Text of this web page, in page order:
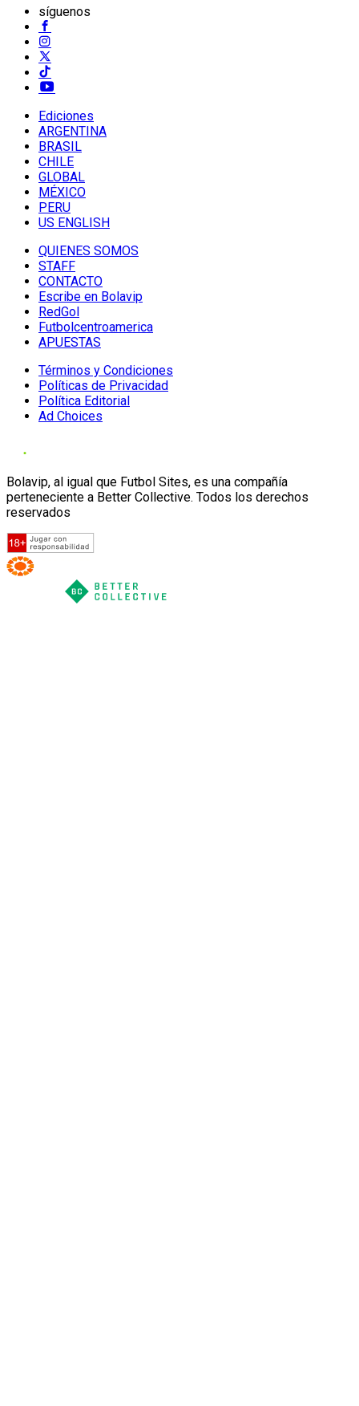
síguenos
Ediciones
ARGENTINA
BRASIL
CHILE
GLOBAL
MÉXICO
PERU
US ENGLISH
QUIENES SOMOS
STAFF
CONTACTO
Escribe en Bolavip
RedGol
Futbolcentroamerica
APUESTAS
Términos y Condiciones
Políticas de Privacidad
Política Editorial
Ad Choices
Bolavip, al igual que Futbol Sites, es una compañía
perteneciente a Better Collective. Todos los derechos
reservados